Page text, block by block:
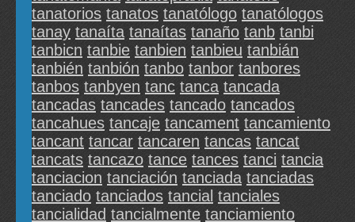
tanatorios tanatos tanatólogo tanatólogos
tanay tanaíta tanaítas tanaño tanb tanbi
tanbicn tanbie tanbien tanbieu tanbián
tanbién tanbión tanbo tanbor tanbores
tanbos tanbyen tanc tanca tancada
tancadas tancades tancado tancados
tancahues tancaje tancament tancamiento
tancant tancar tancaren tancas tancat
tancats tancazo tance tances tanci tancia
tanciacion tanciación tanciada tanciadas
tanciado tanciados tancial tanciales
tancialidad tancialmente tanciamiento